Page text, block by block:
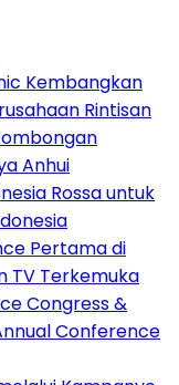
Kembangkan
Rintisan
Anhui
Rossa untuk
Pertama di
TV Terkemuka
Congress &
Conference